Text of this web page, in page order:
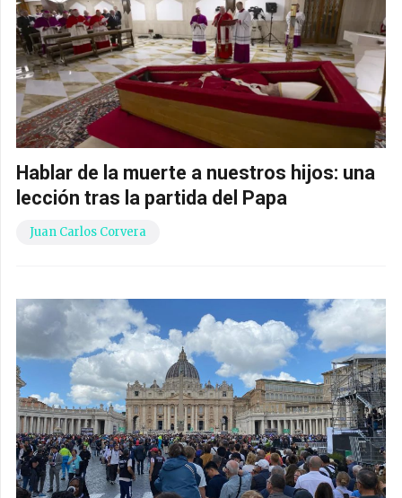
Hablar de la muerte a nuestros hijos: una
lección tras la partida del Papa
Juan Carlos Corvera